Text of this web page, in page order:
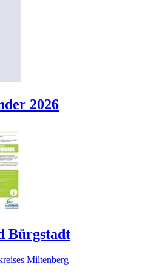
2026
Bürgstadt
Miltenberg